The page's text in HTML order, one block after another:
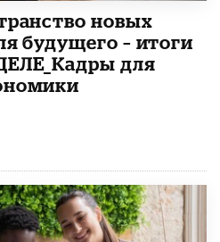
новых
будущего – итоги
для